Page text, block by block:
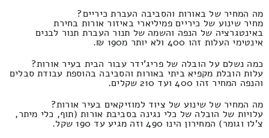
מה המחיר של באורות והסביבה העברת כיריים?
מחיר שינוע של כיריים פמיליארי באיזור אורות בחירת
באינטגרציה של הנפה והשמה של תנור העברת תנור לבנים
אינטימי העלות זהו 400 ולא יותר מ190 ₪.
כמה נשלם על הובלה של פריג'ידר עבור הבית בעיר אורות?
עלות הובלת מקפיא ביתי באורות והסביבה בהוספת עבודת סבלים
והנפה המחיר זהו 400 ועד 210 שקלים.
מה המחיר של שינוע של ציוד למוזיקאים בעיר אורות?
עלויות של הובלה של כלי נגינה בסביבת אורות (תוף, כלי מיתר,
צ'לו וגומר) המחירון הינו 490 וזה מגיע עד 190 שקל.